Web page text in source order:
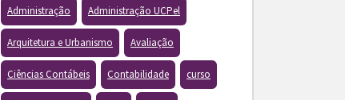
Administração Administração UCPel
Arquitetura e Urbanismo Avaliação
Ciências Contábeis Contabilidade curso